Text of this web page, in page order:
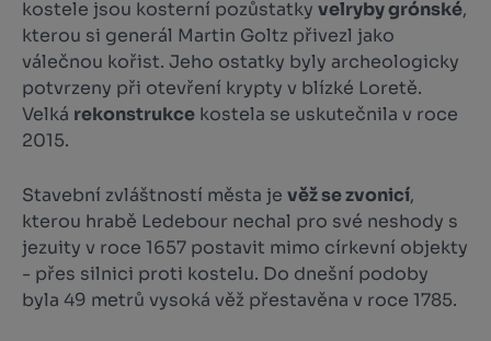
kostele jsou kosterní pozůstatky velryby grónské,
kterou si generál Martin Goltz přivezl jako
válečnou kořist. Jeho ostatky byly archeologicky
potvrzeny při otevření krypty v blízké Loretě.
Velká rekonstrukce kostela se uskutečnila v roce
2015.
Stavební zvláštností města je věž se zvonicí,
kterou hrabě Ledebour nechal pro své neshody s
jezuity v roce 1657 postavit mimo církevní objekty
- přes silnici proti kostelu. Do dnešní podoby
byla 49 metrů vysoká věž přestavěna v roce 1785.